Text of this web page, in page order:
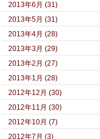
2013年6月 (31)
2013年5月 (31)
2013年4月 (28)
2013年3月 (29)
2013年2月 (27)
2013年1月 (28)
2012年12月 (30)
2012年11月 (30)
2012年10月 (7)
2012年7月 (3)